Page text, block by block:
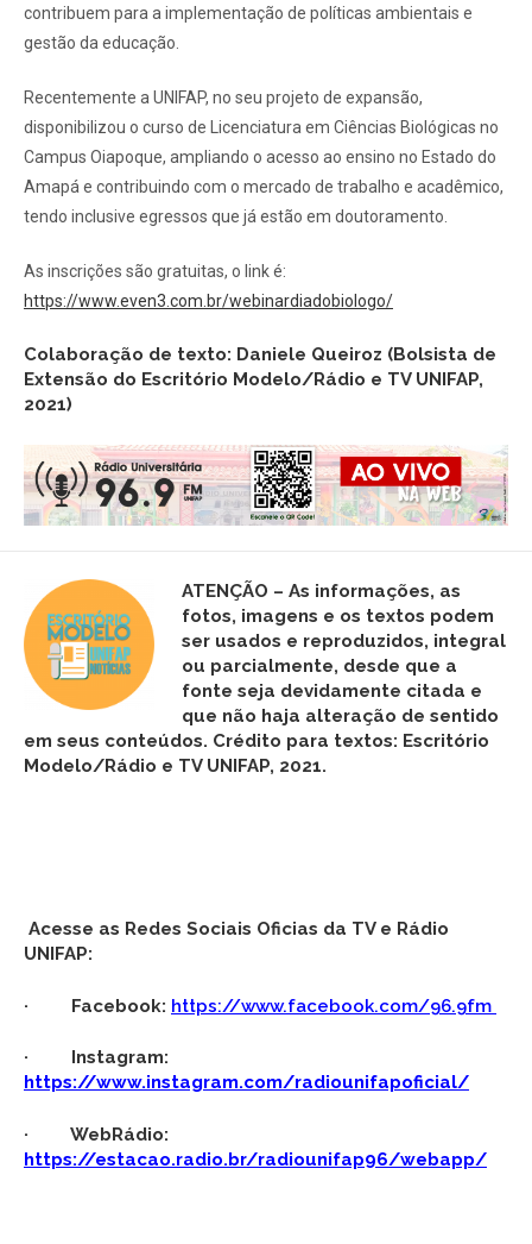
contribuem para a implementação de políticas ambientais e
gestão da educação.
Recentemente a UNIFAP, no seu projeto de expansão,
disponibilizou o curso de Licenciatura em Ciências Biológicas no
Campus Oiapoque, ampliando o acesso ao ensino no Estado do
Amapá e contribuindo com o mercado de trabalho e acadêmico,
tendo inclusive egressos que já estão em doutoramento.
As inscrições são gratuitas, o link é:
https://www.even3.com.br/webinardiadobiologo/
Colaboração de texto: Daniele Queiroz (Bolsista de
Extensão do Escritório Modelo/Rádio e TV UNIFAP,
2021)
ATENÇÃO – As informações, as
fotos, imagens e os textos podem
ser usados e reproduzidos, integral
ou parcialmente, desde que a
fonte seja devidamente citada e
que não haja alteração de sentido
em seus conteúdos. Crédito para textos: Escritório
Modelo/Rádio e TV UNIFAP, 2021.
Acesse as Redes Sociais Oficias da TV e Rádio
UNIFAP:
· Facebook: https://www.facebook.com/96.9fm
· Instagram:
https://www.instagram.com/radiounifapoficial/
· WebRádio:
https://estacao.radio.br/radiounifap96/webapp/